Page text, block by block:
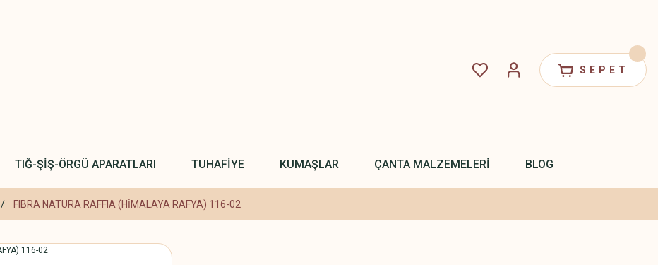
SEPET
TIĞ-ŞİŞ-ÖRGÜ APARATLARI TUHAFİYE KUMAŞLAR ÇANTA MALZEMELERİ BLOG
FIBRA NATURA RAFFIA (HİMALAYA RAFYA) 116-02